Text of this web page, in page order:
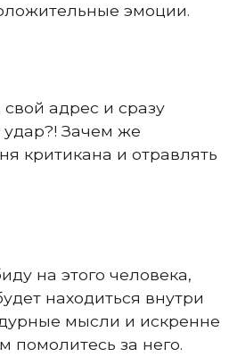
эмоции.
адрес и сразу
удар?! Зачем же
критикана и отравлять
на этого человека,
находиться внутри
мысли и искренне
помолитесь за него.